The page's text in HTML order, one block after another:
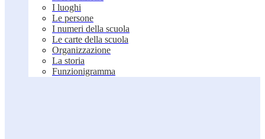
I luoghi
Le persone
I numeri della scuola
Le carte della scuola
Organizzazione
La storia
Funzionigramma